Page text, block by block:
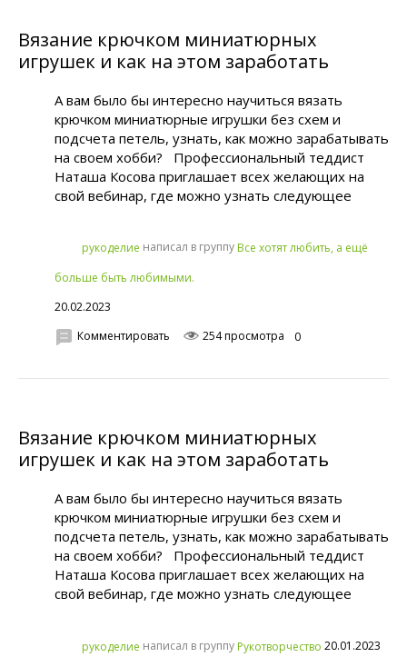
Вязание крючком миниатюрных
игрушек и как на этом заработать
А вам было бы интересно научиться вязать
крючком миниатюрные игрушки без схем и
подсчета петель, узнать, как можно зарабатывать
на своем хобби? Профессиональный теддист
Наташа Косова приглашает всех желающих на
свой вебинар, где можно узнать следующее
рукoделиe написал в группу Все хотят любить, а ещё
больше быть любимыми.
20.02.2023
Комментировать
254 просмотра 0
Вязание крючком миниатюрных
игрушек и как на этом заработать
А вам было бы интересно научиться вязать
крючком миниатюрные игрушки без схем и
подсчета петель, узнать, как можно зарабатывать
на своем хобби? Профессиональный теддист
Наташа Косова приглашает всех желающих на
свой вебинар, где можно узнать следующее
рукoделиe написал в группу Рукотворчество 20.01.2023